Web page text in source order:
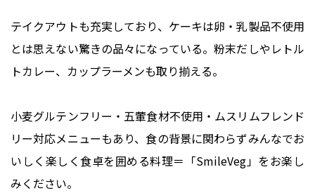
テイクアウトも充実しており、ケーキは卵・乳製品不使用
とは思えない驚きの品々になっている。粉末だしやレトル
トカレー、カップラーメンも取り揃える。
小麦グルテンフリー・五葷食材不使用・ムスリムフレンド
リー対応メニューもあり、食の背景に関わらずみんなでお
いしく楽しく食卓を囲める料理＝「SmileVeg」をお楽し
みください。